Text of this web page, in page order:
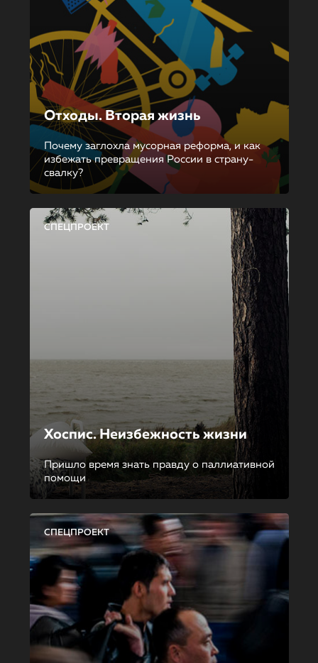
Отходы. Вторая жизнь
Почему заглохла мусорная реформа, и как
избежать превращения России в страну-
свалку?
СПЕЦПРОЕКТ
Хоспис. Неизбежность жизни
Пришло время знать правду о паллиативной
помощи
СПЕЦПРОЕКТ